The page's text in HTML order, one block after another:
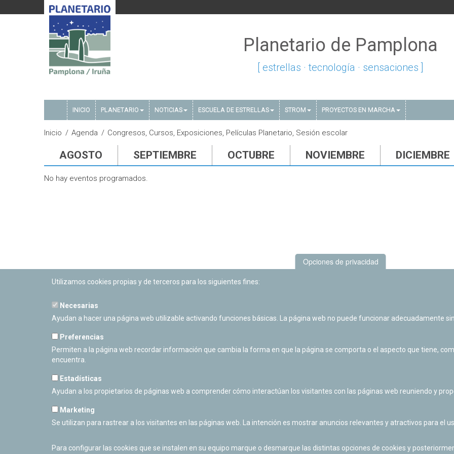
Planetario de Pamplona
[ estrellas · tecnología · sensaciones ]
INICIO PLANETARIO NOTICIAS ESCUELA DE ESTRELLAS STROM PROYECTOS EN MARCHA
Inicio Agenda Congresos, Cursos, Exposiciones, Películas Planetario, Sesión escolar
AGOSTO SEPTIEMBRE OCTUBRE NOVIEMBRE DICIEMBRE
No hay eventos programados.
PLANETARIO DE PAMPLONA
Calle Sancho RamÃ­rez, s/n
Cerrado Temporalmente
Opciones de privacidad
Utilizamos cookies propias y de terceros para los siguientes fines:
Necesarias
Ayudan a hacer una página web utilizable activando funciones básicas. La página web no puede funcionar adecuadamente
Preferencias
Permiten a la página web recordar información que cambia la forma en que la página se comporta o el aspecto que tiene,
encuentra.
Estadísticas
Ayudan a los propietarios de páginas web a comprender cómo interactúan los visitantes con las páginas web reuniendo y
Marketing
Se utilizan para rastrear a los visitantes en las páginas web. La intención es mostrar anuncios relevantes y atractivos para el
Para configurar las cookies que se instalen en su equipo marque o desmarque las distintas opciones de cookies y